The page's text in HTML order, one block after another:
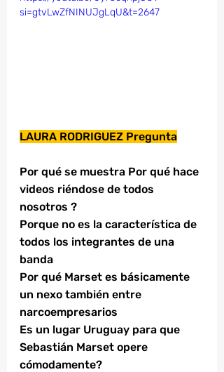
si=gtvLwZfNINUJgLqU&t=2647
LAURA RODRIGUEZ Pregunta
Por qué se muestra Por qué hace
videos riéndose de todos
nosotros ?
Porque no es la característica de
todos los integrantes de una
banda
Por qué Marset es básicamente
un nexo también entre
narcoempresarios
Es un lugar Uruguay para que
Sebastián Marset opere
cómodamente?